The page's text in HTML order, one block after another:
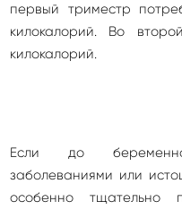
первый триместр
килокалорий. Во
килокалорий.
Если до
заболеваниями или
особенно тщательно